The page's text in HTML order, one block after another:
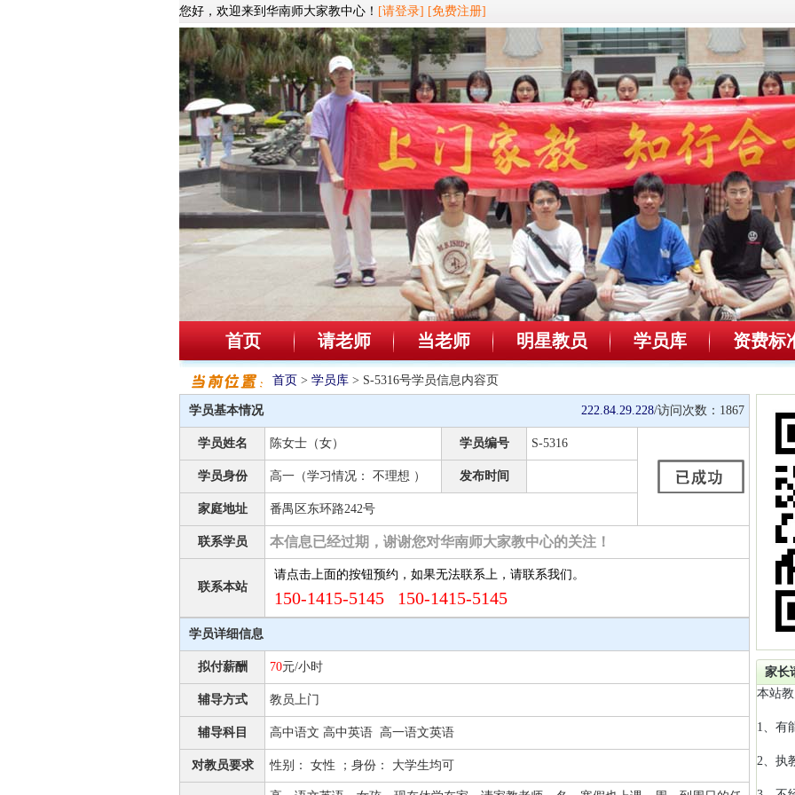
您好，欢迎来到华南师大家教中心！ [请登录] [免费注册]
首页 请老师 当老师 明星教员 学员库 资费标
首页 > 学员库 > S-5316号学员信息内容页
学员基本情况 222.84.29.228/访问次数： 1867
学员姓名 陈女士（女） 学员编号 S-5316
学员身份 高一（学习情况： 不理想 ） 发布时间
家庭地址 番禺区东环路242号
联系学员 本信息已经过期，谢谢您对华南师大家教中心的关注！
联系本站
请点击上面的按钮预约，如果无法联系上，请联系我们。
150-1415-5145 150-1415-5145
学员详细信息
拟付薪酬 70元/小时
辅导方式 教员上门
辅导科目 高中语文 高中英语 高一语文英语
对教员要求 性别： 女性 ；身份： 大学生均可
家长
本站
1、有
2、执